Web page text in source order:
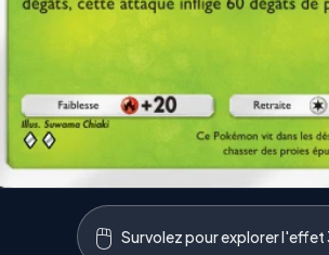
🖱️ Survolez pour explorer l'effet